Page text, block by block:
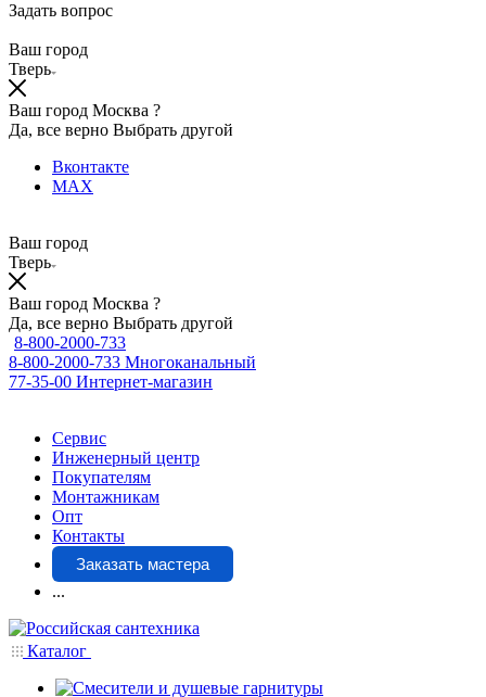
Задать вопрос
Ваш город
Тверь
Ваш город Москва ?
Да, все верно Выбрать другой
Вконтакте
MAX
Ваш город
Тверь
Ваш город Москва ?
Да, все верно Выбрать другой
8-800-2000-733
8-800-2000-733 Многоканальный
77-35-00 Интернет-магазин
Сервис
Инженерный центр
Покупателям
Монтажникам
Опт
Контакты
Заказать мастера
...
Каталог